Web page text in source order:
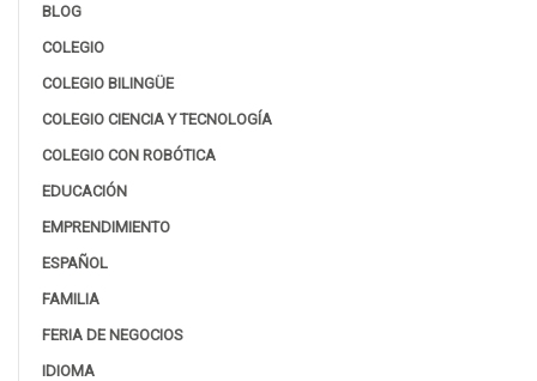
BLOG
COLEGIO
COLEGIO BILINGÜE
COLEGIO CIENCIA Y TECNOLOGÍA
COLEGIO CON ROBÓTICA
EDUCACIÓN
EMPRENDIMIENTO
ESPAÑOL
FAMILIA
FERIA DE NEGOCIOS
IDIOMA